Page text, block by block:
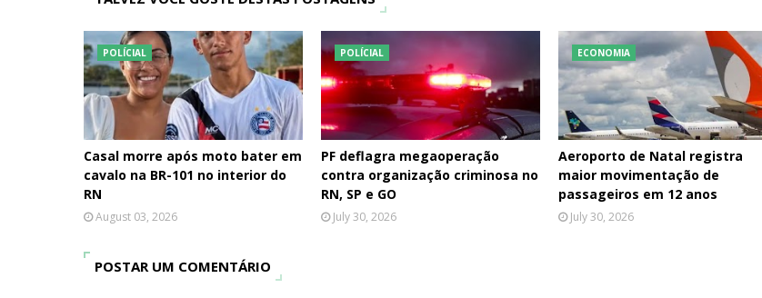
POLÍCIAL
Casal morre após moto bater em
cavalo na BR-101 no interior do
RN
August 03, 2026
POLÍCIAL
PF deflagra megaoperação
contra organização criminosa no
RN, SP e GO
July 30, 2026
ECONOMIA
Aeroporto de Natal registra
maior movimentação de
passageiros em 12 anos
July 30, 2026
POSTAR UM COMENTÁRIO